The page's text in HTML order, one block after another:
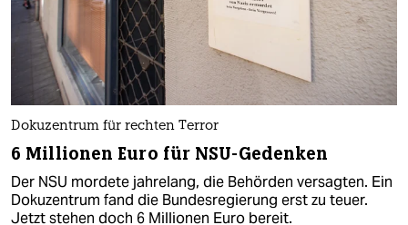
Dokuzentrum für rechten Terror
6 Millionen Euro für NSU-Gedenken
Der NSU mordete jahrelang, die Behörden versagten. Ein
Dokuzentrum fand die Bundesregierung erst zu teuer.
Jetzt stehen doch 6 Millionen Euro bereit.